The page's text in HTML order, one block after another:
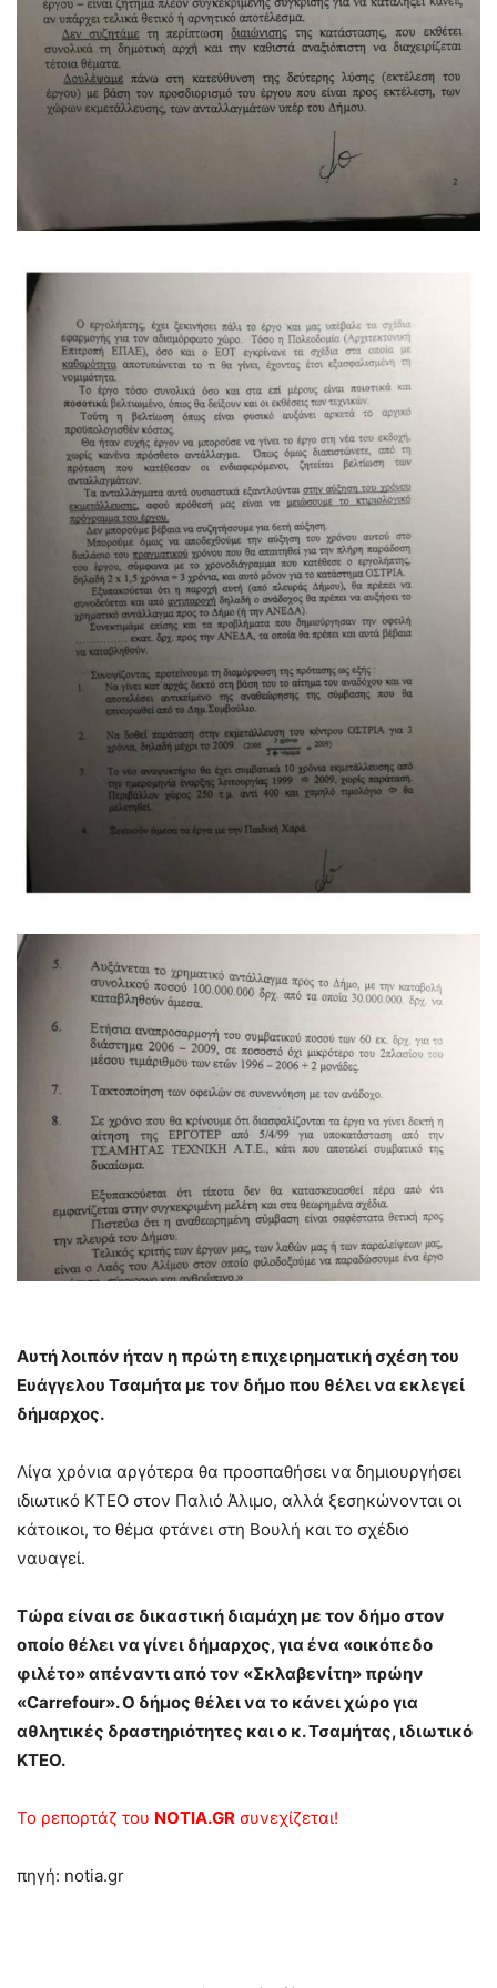
Αυτή λοιπόν ήταν η πρώτη επιχειρηματική σχέση του
Ευάγγελου Τσαμήτα με τον δήμο που θέλει να εκλεγεί
δήμαρχος.
Λίγα χρόνια αργότερα θα προσπαθήσει να δημιουργήσει
ιδιωτικό ΚΤΕΟ στον Παλιό Άλιμο, αλλά ξεσηκώνονται οι
κάτοικοι, το θέμα φτάνει στη Βουλή και το σχέδιο
ναυαγεί.
Τώρα είναι σε δικαστική διαμάχη με τον δήμο στον
οποίο θέλει να γίνει δήμαρχος, για ένα «οικόπεδο
φιλέτο» απέναντι από τον «Σκλαβενίτη» πρώην
«Carrefour». Ο δήμος θέλει να το κάνει χώρο για
αθλητικές δραστηριότητες και ο κ. Τσαμήτας, ιδιωτικό
ΚΤΕΟ.
Το ρεπορτάζ του NOTIA.GR συνεχίζεται!
πηγή: notia.gr